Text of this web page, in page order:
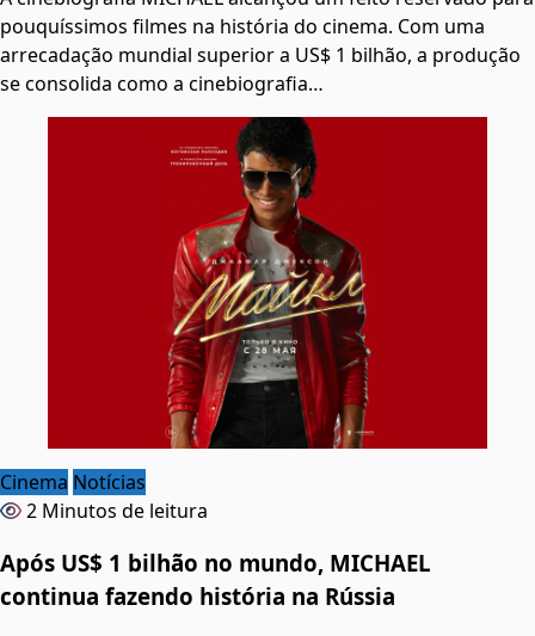
pouquíssimos filmes na história do cinema. Com uma
arrecadação mundial superior a US$ 1 bilhão, a produção
se consolida como a cinebiografia…
Cinema Notícias
2 Minutos de leitura
Após US$ 1 bilhão no mundo, MICHAEL
continua fazendo história na Rússia